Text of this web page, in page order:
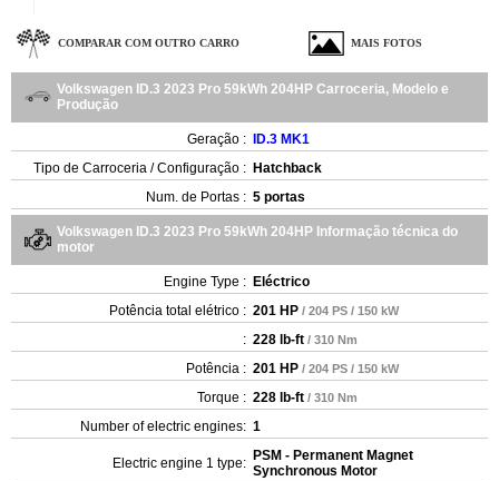
COMPARAR COM OUTRO CARRO MAIS FOTOS
Volkswagen ID.3 2023 Pro 59kWh 204HP Carroceria, Modelo e
Produção
Geração : ID.3 MK1
Tipo de Carroceria / Configuração : Hatchback
Num. de Portas : 5 portas
Volkswagen ID.3 2023 Pro 59kWh 204HP Informação técnica do
motor
Engine Type : Eléctrico
Potência total elétrico : 201 HP / 204 PS / 150 kW
: 228 lb-ft / 310 Nm
Potência : 201 HP / 204 PS / 150 kW
Torque : 228 lb-ft / 310 Nm
Number of electric engines: 1
Electric engine 1 type: PSM - Permanent Magnet
Synchronous Motor